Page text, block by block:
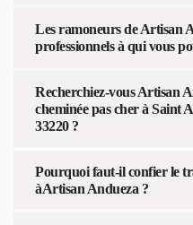
Les ramoneurs de Artisan
professionnels à qui vous
Recherchiez-vous Artisan
cheminée pas cher à Saint
33220 ?
Pourquoi faut-il confier le
àArtisan Andueza ?